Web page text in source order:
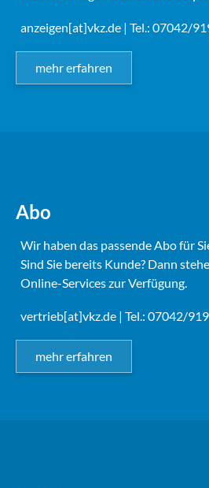
anzeigen[at]vkz.de | Tel.: 07042/
mehr erfahren
Abo
Wir haben das passende Abo für
Sind Sie bereits Kunde? Dann
Online-Services zur Verfügung.
vertrieb[at]vkz.de | Tel.: 07042/
mehr erfahren